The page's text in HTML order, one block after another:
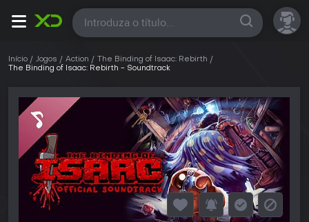
Todas
Início Jogos Action
The Binding of Isaac: Rebirth
The Binding of Isaac: Rebirth - Soundtrack